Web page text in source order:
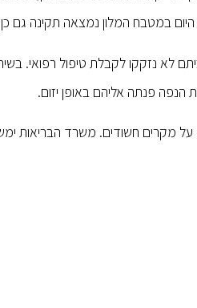
במטבח המלון נמצאה תקינה גם
לרגע זה מרביתם לא נזקקו לקבלת טיפול
מקרים חשודים. משרד הבריאות